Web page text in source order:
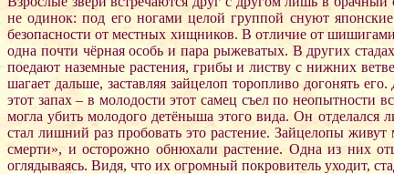
не одинок: под его ногами целой группой снуют
безопасности от местных хищников. В отличие от
одна почти чёрная особь и пара рыжеватых. В других
поедают наземные растения, грибы и листву с нижних
шагает дальше, заставляя зайцелоп торопливо догонять
этот запах – в молодости этот самец съел по неопытности
могла убить молодого детёныша этого вида. Он
стал лишний раз пробовать это растение. Зайцелопы
смерти», и осторожно обнюхали растение. Одна из них
оглядываясь. Видя, что их огромный покровитель уходит,